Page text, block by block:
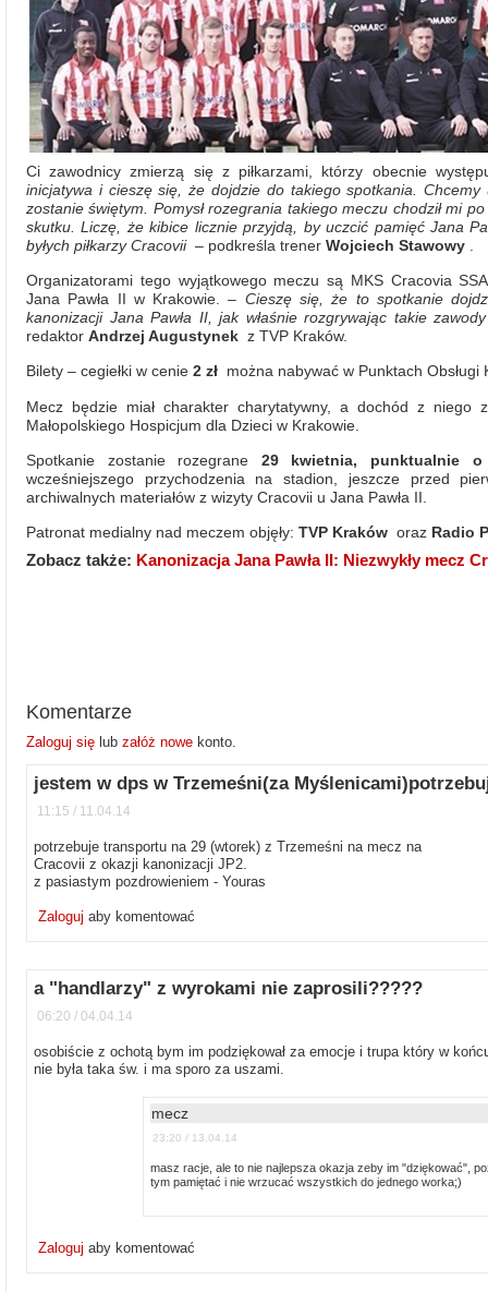
Ci zawodnicy zmierzą się z piłkarzami, którzy obecnie
inicjatywa i cieszę się, że dojdzie do takiego spotkania.
zostanie świętym. Pomysł rozegrania takiego meczu chodził mi
skutku. Liczę, że kibice licznie przyjdą, by uczcić pamięć Jana
byłych piłkarzy Cracovii– podkreśla trener Wojciech Stawowy .
Organizatorami tego wyjątkowego meczu są MKS Cracovia
Jana Pawła II w Krakowie.– Cieszę się, że to spotkanie
kanonizacji Jana Pawła II, jak właśnie rozgrywając takie zawody
redaktor Andrzej Augustynek z TVP Kraków.
Bilety – cegiełki w cenie 2 zł można nabywać w Punktach
Mecz będzie miał charakter charytatywny, a dochód z niego
Małopolskiego Hospicjum dla Dzieci w Krakowie.
Spotkanie zostanie rozegrane 29 kwietnia, punktualnie o
wcześniejszego przychodzenia na stadion, jeszcze przed
archiwalnych materiałów z wizyty Cracovii u Jana Pawła II.
Patronat medialny nad meczem objęły: TVP Kraków oraz Radio
Zobacz także: Kanonizacja Jana Pawła II: Niezwykły mecz
Komentarze
Zaloguj się lub załóż nowe konto.
jestem w dps w Trzemeśni(za
11:15 / 11.04.14
potrzebuje transportu na 29 (wtorek) z Trzemeśni na mecz na
Cracovii z okazji kanonizacji JP2.
z pasiastym pozdrowieniem - Youras
Zalogujaby komentować
a "handlarzy" z wyrokami nie zaprosili?????
06:20 / 04.04.14
osobiście z ochotą bym im podziękował za emocje i trupa który w
nie była taka św. i ma sporo za uszami.
mecz
23:20 / 13.04.14
masz racje, ale to nie najlepsza okazja zeby im "dziękować",
tym pamiętać i nie wrzucać wszystkich do jednego worka;)
Zalogujaby komentować